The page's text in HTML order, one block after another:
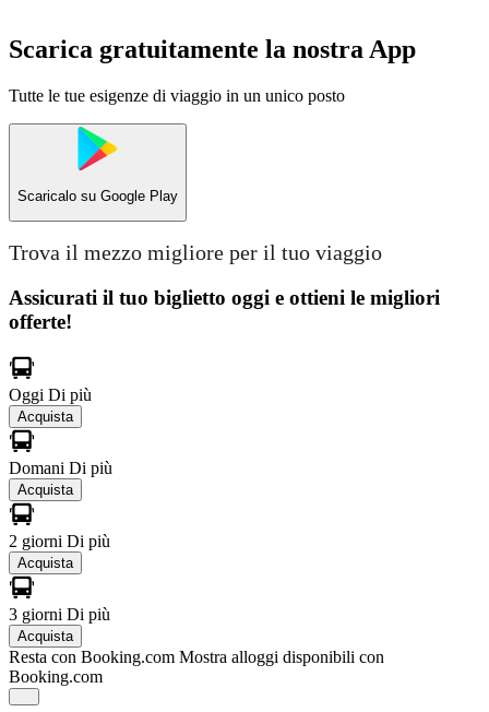
Scarica gratuitamente la nostra App
Tutte le tue esigenze di viaggio in un unico posto
Scaricalo su Google Play
Trova il mezzo migliore per il tuo viaggio
Assicurati il ​​tuo biglietto oggi e ottieni le migliori
offerte!
Oggi Di più
Acquista
Domani Di più
Acquista
2 giorni Di più
Acquista
3 giorni Di più
Acquista
Resta con Booking.com Mostra alloggi disponibili con
Booking.com